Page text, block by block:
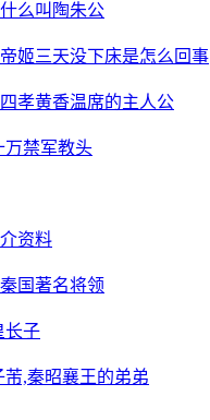
么叫陶朱公
姬三天没下床是怎么回事
孝黄香温席的主人公
万禁军教头
资料
国著名将领
长子
,秦昭襄王的弟弟